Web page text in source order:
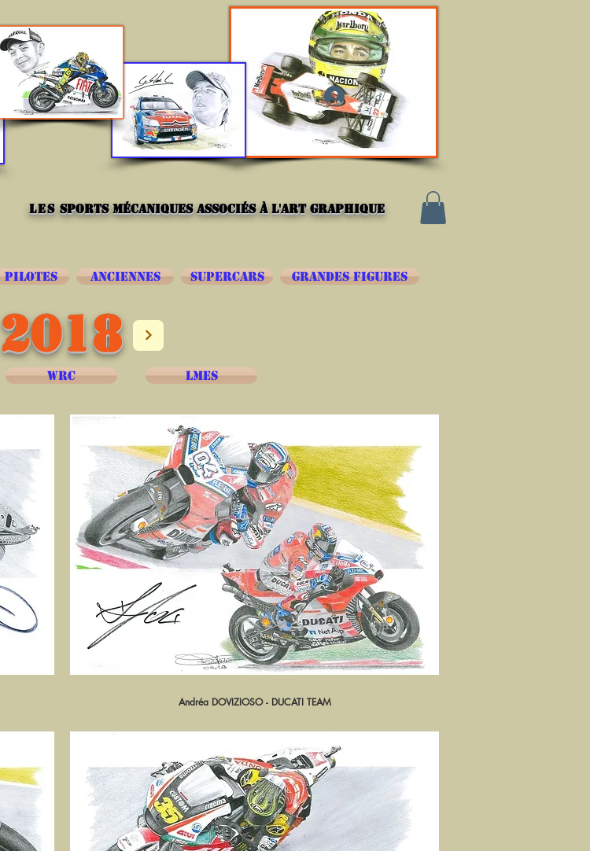
Se connecter
lessports mécaniques associés à l'art graphique
2018
WRC LMES
Aperçu rapide
Andréa DOVIZIOSO - DUCATI TEAM
SUPERCARS
ANCIENNES
PILOTES GRANDES FIGURES